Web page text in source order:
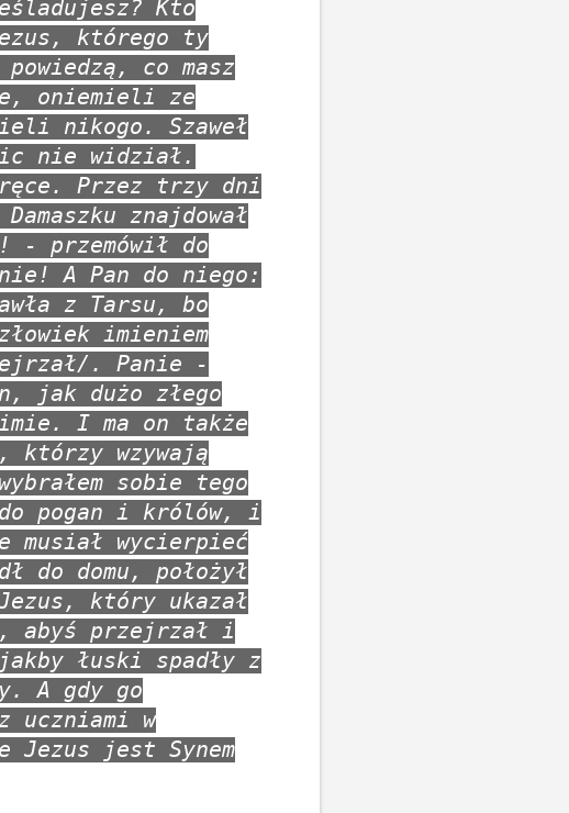
Kto
którego ty
co masz
oniemieli ze
nikogo. Szaweł
nie widział.
ręce. Przez trzy dni
znajdował
- przemówił do
A Pan do niego:
z Tarsu, bo
imieniem
. Panie -
jak dużo złego
I ma on także
którzy wzywają
sobie tego
pogan i królów, i
musiał wycierpieć
do domu, położył
który ukazał
abyś przejrzał i
jakby łuski spadły z
A gdy go
uczniami w
Jezus jest Synem